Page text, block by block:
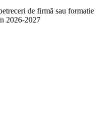
de firmă sau formatie
2026-2027